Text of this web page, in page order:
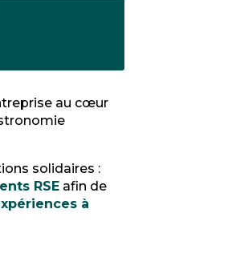
au cœur
solidaires :
RSE afin de
à